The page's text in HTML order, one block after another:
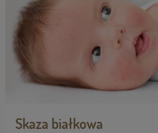
Skaza białkowa